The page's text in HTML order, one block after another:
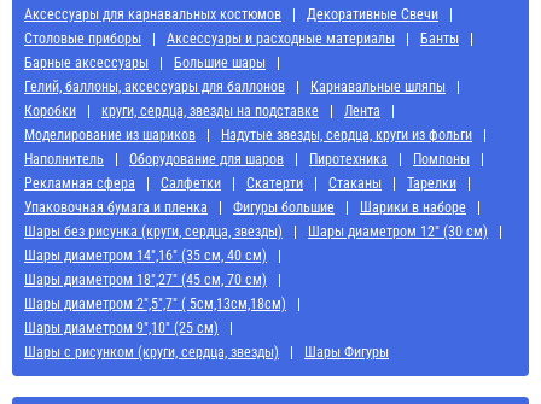
Аксессуары для карнавальных костюмов
Декоративные Свечи
Cтоловые приборы
Аксессуары и расходные материалы
Банты
Барные аксессуары
Большие шары
Гелий, баллоны, аксессуары для баллонов
Карнавальные шляпы
Коробки
круги, сердца, звезды на подставке
Лента
Моделирование из шариков
Надутые звезды, сердца, круги из фольги
Наполнитель
Оборудование для шаров Пиротехника
Помпоны
Рекламная сфера
Салфетки Скатерти Стаканы
Тарелки
Упаковочная бумага и пленка
Фигуры большие
Шарики в наборе
Шары без рисунка (круги, сердца, звезды)
Шары диаметром 12" (30 см)
Шары диаметром 14",16" (35 см, 40 см)
Шары диаметром 18",27" (45 см, 70 см)
Шары диаметром 2",5",7" ( 5см,13см,18см)
Шары диаметром 9",10" (25 см)
Шары с рисунком (круги, сердца, звезды)
Шары Фигуры